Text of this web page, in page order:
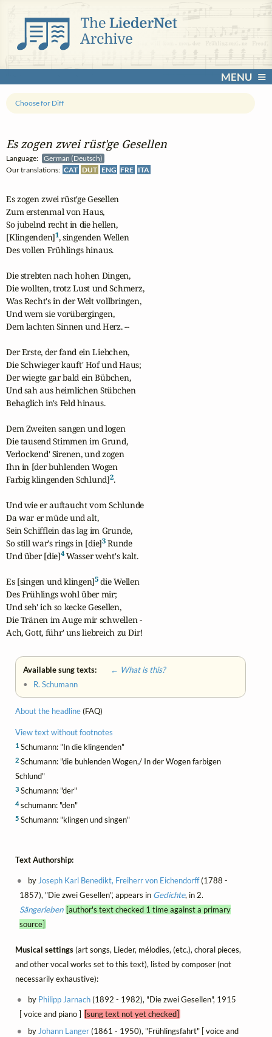
MENU
Es zogen zwei rüst'ge Gesellen
Language:
German (Deutsch)
Our translations: CAT DUT ENG FRE ITA
Choose for Diff
Es zogen zwei rüst'ge Gesellen
Zum erstenmal von Haus,
So jubelnd recht in die hellen,
[Klingenden]1, singenden Wellen
Des vollen Frühlings hinaus.
Die strebten nach hohen Dingen,
Die wollten, trotz Lust und Schmerz,
Was Recht's in der Welt vollbringen,
Und wem sie vorübergingen,
Dem lachten Sinnen und Herz. --
Der Erste, der fand ein Liebchen,
Die Schwieger kauft' Hof und Haus;
Der wiegte gar bald ein Bübchen,
Und sah aus heimlichen Stübchen
Behaglich in's Feld hinaus.
Dem Zweiten sangen und logen
Die tausend Stimmen im Grund,
Verlockend' Sirenen, und zogen
Ihn in [der buhlenden Wogen
Farbig klingenden Schlund]2.
Und wie er auftaucht vom Schlunde
Da war er müde und alt,
Sein Schifflein das lag im Grunde,
So still war's rings in [die]3 Runde
Und über [die]4 Wasser weht's kalt.
Es [singen und klingen]5 die Wellen
Des Frühlings wohl über mir;
Und seh' ich so kecke Gesellen,
Die Tränen im Auge mir schwellen -
Ach, Gott, führ' uns liebreich zu Dir!
Available sung texts:
← What is this?
• R. Schumann
About the headline(FAQ)
View text without footnotes
1 Schumann: "In die klingenden"
2 Schumann: "die buhlenden Wogen,/ In der Wogen farbigen
Schlund"
3 Schumann: "der"
4schumann: "den"
5 Schumann: "klingen und singen"
Text Authorship:
by Joseph Karl Benedikt, Freiherr von Eichendorff(1788 -
1857), "Die zwei Gesellen", appears in Gedichte, in 2.
Sängerleben [author's text checked 1 time against a primary
source]
Musical settings(art songs, Lieder, mélodies, (etc.), choral pieces,
and other vocal works set to this text), listed by composer (not
necessarily exhaustive):
by Philipp Jarnach(1892 - 1982), "Die zwei Gesellen", 1915
[ voice and piano ] [sung text not yet checked]
byJohann Langer(1861 - 1950), "Frühlingsfahrt" [ voice and